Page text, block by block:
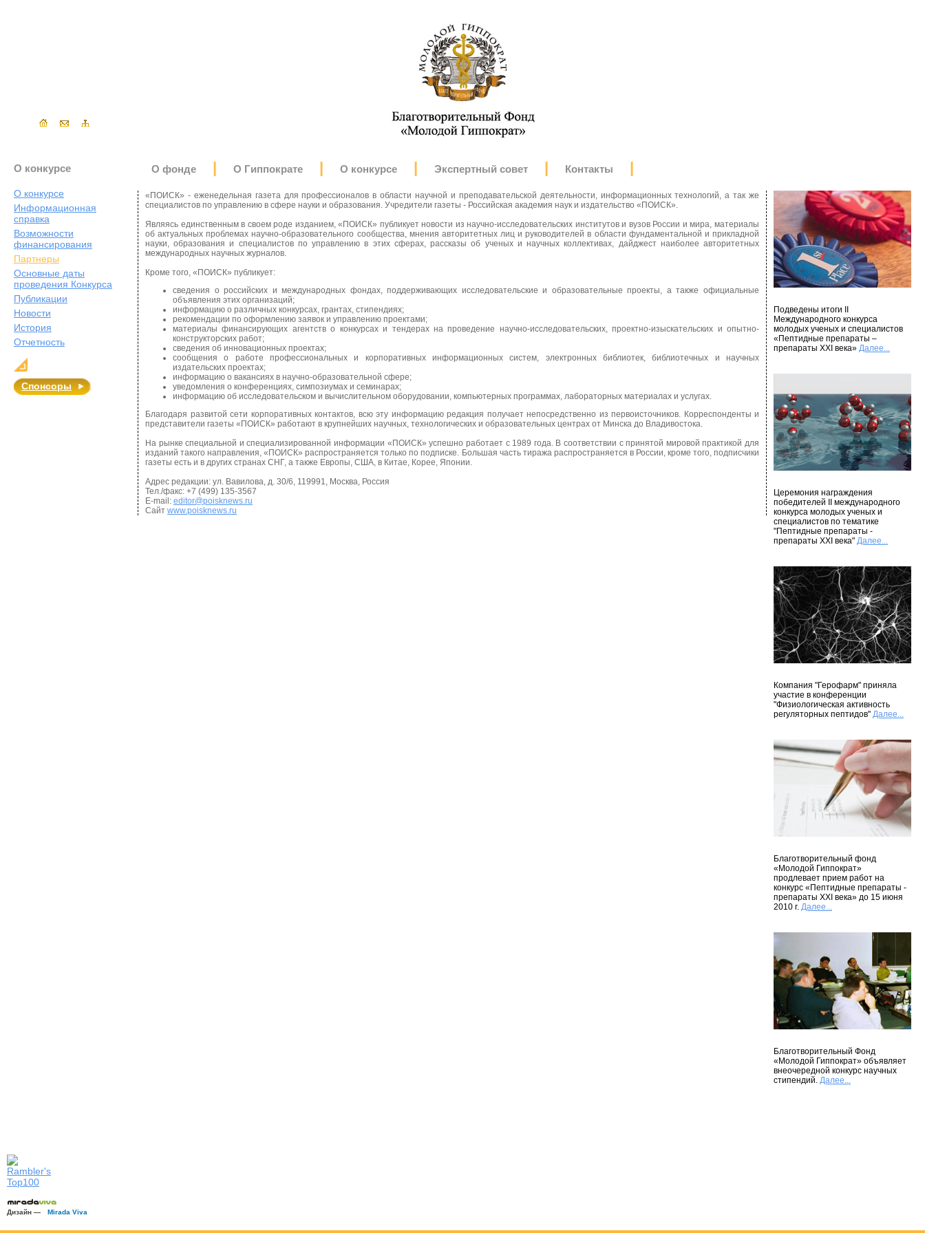
О конкурсе
О конкурсе
Информационная
справка
Возможности
финансирования
Партнеры
Основные даты
проведения Конкурса
Публикации
Новости
История
Отчетность
Спонсоры
О фонде | О Гиппократе | О конкурсе | Экспертный совет | Контакты |
Подведены итоги II
Международного конкурса
молодых ученых и специалистов
«Пептидные препараты –
препараты XXI века» Далее...
Церемония награждения
победителей II международного
конкурса молодых ученых и
специалистов по тематике
"Пептидные препараты -
препараты XXI века" Далее...
Компания "Герофарм" приняла
участие в конференции
"Физиологическая активность
регуляторных пептидов" Далее...
Благотворительный фонд
«Молодой Гиппократ»
продлевает прием работ на
конкурс «Пептидные препараты -
препараты XXI века» до 15 июня
2010 г. Далее...
Благотворительный Фонд
«Молодой Гиппократ» объявляет
внеочередной конкурс научных
стипендий. Далее...
«ПОИСК» - еженедельная газета для профессионалов в области научной и преподавательской деятельности, информационных технологий, а так же
специалистов по управлению в сфере науки и образования. Учредители газеты - Российская академия наук и издательство «ПОИСК».
Являясь единственным в своем роде изданием, «ПОИСК» публикует новости из научно-исследовательских институтов и вузов России и мира, материалы
об актуальных проблемах научно-образовательного сообщества, мнения авторитетных лиц и руководителей в области фундаментальной и прикладной
науки, образования и специалистов по управлению в этих сферах, рассказы об ученых и научных коллективах, дайджест наиболее авторитетных
международных научных журналов.
Кроме того, «ПОИСК» публикует:
сведения о российских и международных фондах, поддерживающих исследовательские и образовательные проекты, а также официальные
объявления этих организаций;
информацию о различных конкурсах, грантах, стипендиях;
рекомендации по оформлению заявок и управлению проектами;
материалы финансирующих агентств о конкурсах и тендерах на проведение научно-исследовательских, проектно-изыскательских и опытно-
конструкторских работ;
сведения об инновационных проектах;
сообщения о работе профессиональных и корпоративных информационных систем, электронных библиотек, библиотечных и научных
издательских проектах;
информацию о вакансиях в научно-образовательной сфере;
уведомления о конференциях, симпозиумах и семинарах;
информацию об исследовательском и вычислительном оборудовании, компьютерных программах, лабораторных материалах и услугах.
Благодаря развитой сети корпоративных контактов, всю эту информацию редакция получает непосредственно из первоисточников. Корреспонденты и
представители газеты «ПОИСК» работают в крупнейших научных, технологических и образовательных центрах от Минска до Владивостока.
На рынке специальной и специализированной информации «ПОИСК» успешно работает с 1989 года. В соответствии с принятой мировой практикой для
изданий такого направления, «ПОИСК» распространяется только по подписке. Большая часть тиража распространяется в России, кроме того, подписчики
газеты есть и в других странах СНГ, а также Европы, США, в Китае, Корее, Японии.
Адрес редакции: ул. Вавилова, д. 30/6, 119991, Москва, Россия
Тел./факс: +7 (499) 135-3567
E-mail: editor@poisknews.ru
Сайт www.poisknews.ru
Дизайн — Mirada Viva